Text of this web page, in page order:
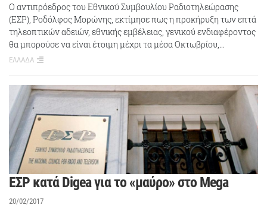
Ο αντιπρόεδρος του Εθνικού Συμβουλίου Ραδιοτηλεώρασης
(ΕΣΡ), Ροδόλφος Μορώνης, εκτίμησε πως η προκήρυξη των επτά
τηλεοπτικών αδειών, εθνικής εμβέλειας, γενικού ενδιαφέροντος
θα μπορούσε να είναι έτοιμη μέχρι τα μέσα Οκτωβρίου,…
ΕΛΛΑΔΑ
ΕΣΡ κατά Digea για το «μαύρο» στο Mega
20/02/2017